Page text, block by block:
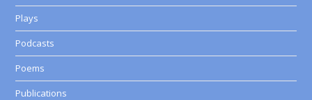
Plays
Podcasts
Poems
Publications